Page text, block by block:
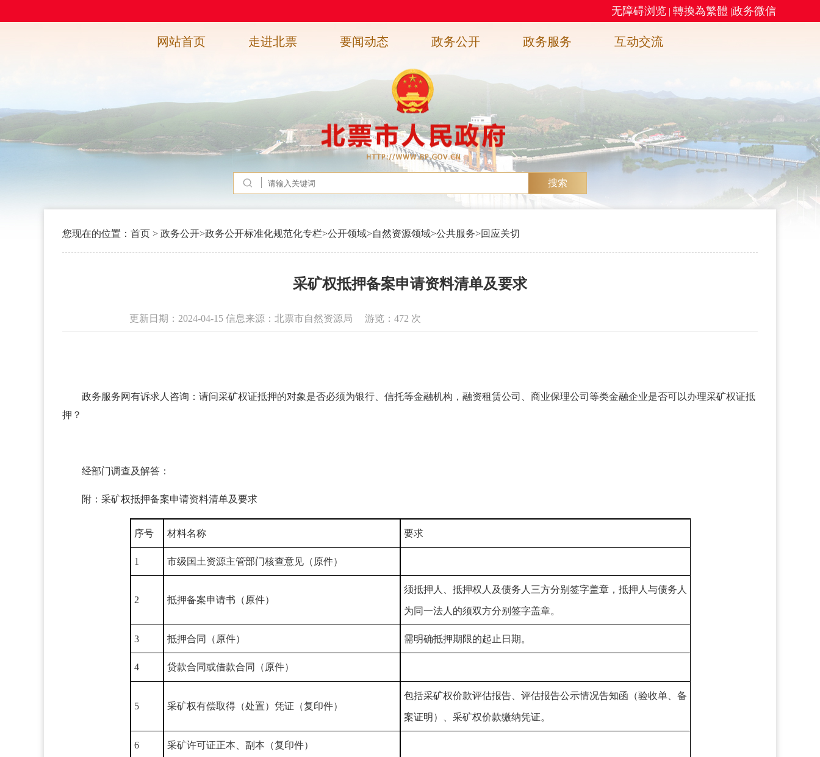
无障碍浏览 | 轉換為繁體 |政务微信
网站首页 走进北票 要闻动态 政务公开 政务服务 互动交流
搜索
您现在的位置： 首页 > 政务公开>政务公开标准化规范化专栏>公开领域>自然资源领域>公共服务>回应关切
采矿权抵押备案申请资料清单及要求
更新日期：2024-04-15 信息来源：北票市自然资源局 游览： 472 次
政务服务网有诉求人咨询：请问采矿权证抵押的对象是否必须为银行、信托等金融机构，融资租赁公司、商业保理公司等类金融企业是否可以办理采矿权证抵
押？
经部门调查及解答：
附：采矿权抵押备案申请资料清单及要求
序号 材料名称 要求
1 市级国土资源主管部门核查意见（原件）
2 抵押备案申请书（原件）
须抵押人、抵押权人及债务人三方分别签字盖章，抵押人与债务人
为同一法人的须双方分别签字盖章。
3 抵押合同（原件） 需明确抵押期限的起止日期。
4 贷款合同或借款合同（原件）
5 采矿权有偿取得（处置）凭证（复印件）
包括采矿权价款评估报告、评估报告公示情况告知函（验收单、备
案证明）、采矿权价款缴纳凭证。
6 采矿许可证正本、副本（复印件）